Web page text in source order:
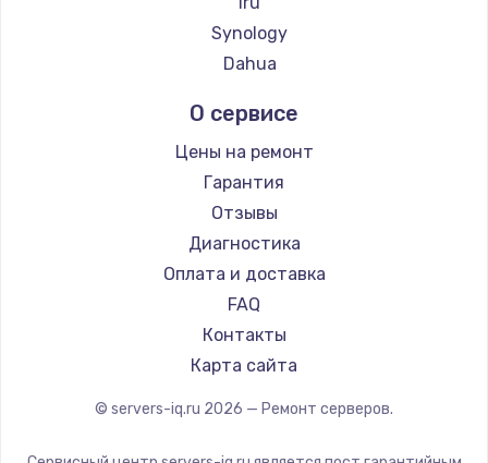
Synology
Dahua
О сервисе
Цены на ремонт
Гарантия
Отзывы
Диагностика
Оплата и доставка
FAQ
Контакты
Карта сайта
© servers-iq.ru 2026 — Ремонт серверов.